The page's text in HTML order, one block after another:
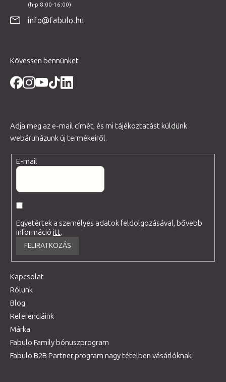
info@fabulo.hu
Kövessen bennünket
Adja meg az e-mail címét, és mi tájékoztatást küldünk
webáruházunk új termékeiről.
E-mail
Egyetértek a személyes adatok feldolgozásával, bővebb
információitt.
FELIRATKOZÁS
Kapcsolat
Rólunk
Blog
Referenciáink
Márka
Fabulo Family bónuszprogram
Fabulo B2B Partner program nagy tételben vásárlóknak